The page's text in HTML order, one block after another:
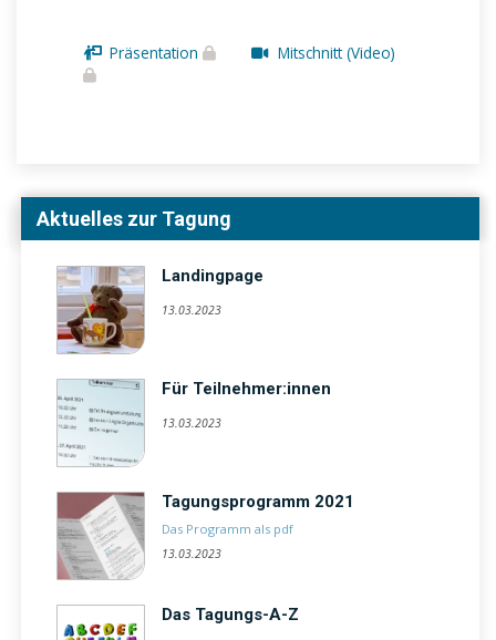
Präsentation Mitschnitt (Video)
Aktuelles zur Tagung
Landingpage
13.03.2023
Für Teilnehmer:innen
13.03.2023
Tagungsprogramm 2021
Das Programm als pdf
13.03.2023
Das Tagungs-A-Z